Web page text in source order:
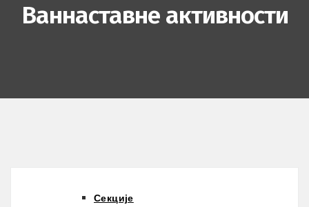
Ваннаставне активности
Секције